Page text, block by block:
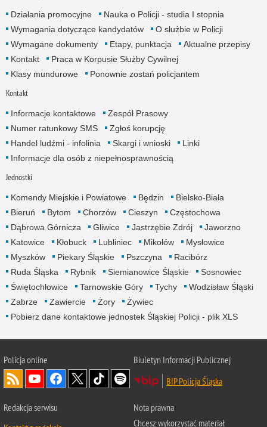
Działania promocyjne
Nauka o Policji - studia I stopnia
Wymagania dotyczące kandydatów
O służbie w Policji
Wymagane dokumenty
Etapy, punktacja
Aktualne przepisy
Kontakt
Praca w Korpusie Służby Cywilnej
Klasy mundurowe
Ponownie zostań policjantem
Kontakt
Informacje kontaktowe
Zespół Prasowy
Numer ratunkowy SMS
Zgłoś korupcję
Handel ludźmi - infolinia
Skargi i wnioski
Linki
Informacje dla osób z niepełnosprawnością
Jednostki
Komendy Miejskie i Powiatowe Będzin
Bielsko-Biała
Bieruń
Bytom Chorzów Cieszyn
Częstochowa
Dąbrowa Górnicza
Gliwice Jastrzębie Zdrój
Jaworzno
Katowice
Kłobuck Lubliniec Mikołów
Mysłowice
Myszków
Piekary Śląskie Pszczyna
Racibórz
Ruda Śląska
Rybnik Siemianowice Śląskie
Sosnowiec
Świętochłowice
Tarnowskie Góry Tychy
Wodzisław Śląski
Zabrze
Zawiercie Żory
Żywiec
Pobierz dane kontaktowe jednostek Śląskiej Policji - plik XLS
Policja online
Biuletyn Informacji Publicznej
BIP Policja Śląska
Redakcja serwisu
Nota prawna
Chcesz wykorzystać materiał